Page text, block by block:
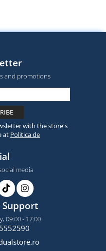
and promotions
with the store's
at Politica de
media
Support
09:00 - 17:00